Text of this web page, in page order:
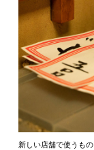
新しい店舗で使うも